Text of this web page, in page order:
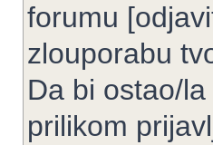
forumu
zlouporabu
Da bi ostao/
prilikom